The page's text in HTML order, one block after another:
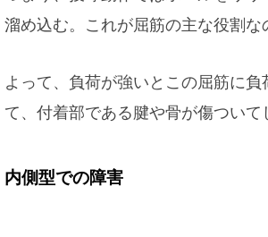
溜め込む。これが屈筋の主な役割な
よって、負荷が強いとこの屈筋に負
て、付着部である腱や骨が傷ついて
内側型での障害